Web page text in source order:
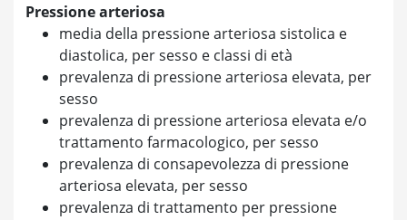
Pressione arteriosa
media della pressione arteriosa sistolica e
diastolica, per sesso e classi di età
prevalenza di pressione arteriosa elevata, per
sesso
prevalenza di pressione arteriosa elevata e/o
trattamento farmacologico, per sesso
prevalenza di consapevolezza di pressione
arteriosa elevata, per sesso
prevalenza di trattamento per pressione